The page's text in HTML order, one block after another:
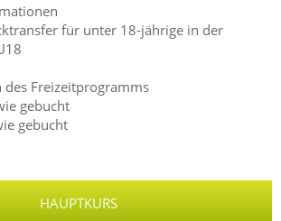
für unter 18-jährige in der
des Freizeitprogramms
gebucht
gebucht
HAUPTKURS